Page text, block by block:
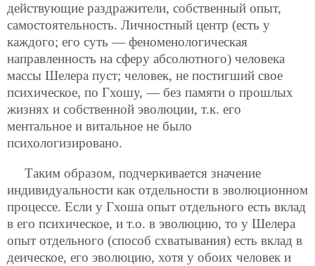
действующие раздражители, собственный опыт,
самостоятельность. Личностный центр (есть у
каждого; его суть — феноменологическая
направленность на сферу абсолютного) человека
массы Шелера пуст; человек, не постигший свое
психическое, по Гхошу, — без памяти о прошлых
жизнях и собственной эволюции, т.к. его
ментальное и витальное не было
психологизировано.
Таким образом, подчеркивается значение
индивидуальности как отдельности в эволюционном
процессе. Если у Гхоша опыт отдельного есть вклад
в его психическое, и т.о. в эволюцию, то у Шелера
опыт отдельного (способ схватывания) есть вклад в
деическое, его эволюцию, хотя у обоих человек и